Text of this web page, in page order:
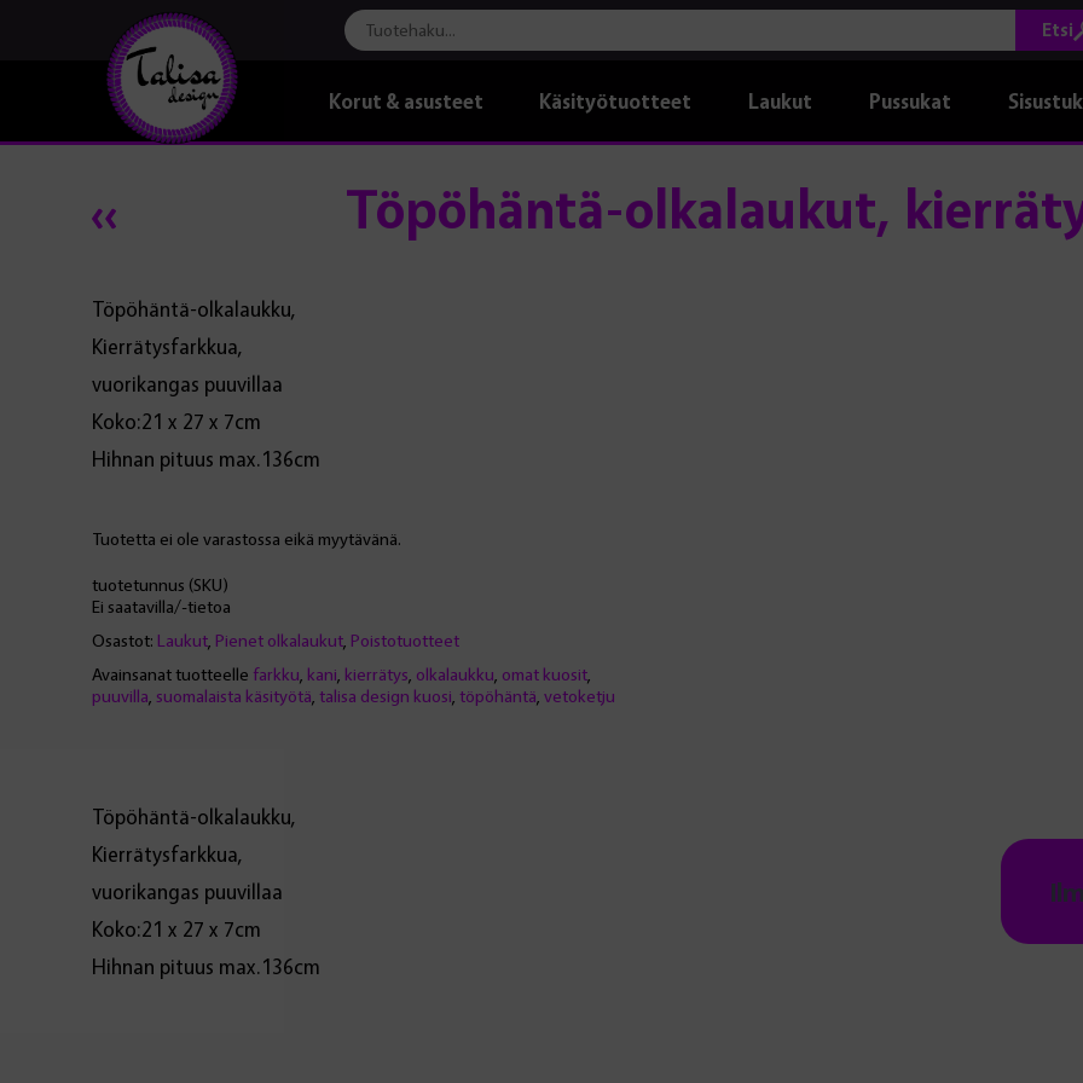
Etsi
Korut & asusteet Käsityötuotteet Laukut Pussukat
Töpöhäntä-olkalaukut,
Töpöhäntä-olkalaukku,
Kierrätysfarkkua,
vuorikangas puuvillaa
Koko:21 x 27 x 7cm
Hihnan pituus max.136cm
Tuotetta ei ole varastossa eikä myytävänä.
tuotetunnus (SKU)
Ei saatavilla/-tietoa
Osastot: Laukut, Pienet olkalaukut, Poistotuotteet
Avainsanat tuotteelle farkku, kani, kierrätys, olkalaukku, omat kuosit,
puuvilla, suomalaista käsityötä, talisa design kuosi, töpöhäntä, vetoketju
Töpöhäntä-olkalaukku,
Kierrätysfarkkua,
vuorikangas puuvillaa
Koko:21 x 27 x 7cm
Hihnan pituus max.136cm